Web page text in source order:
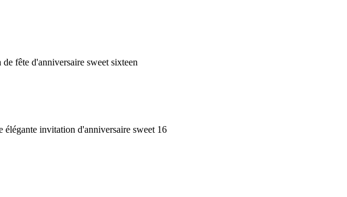
fête d'anniversaire sweet sixteen
élégante invitation d'anniversaire sweet 16